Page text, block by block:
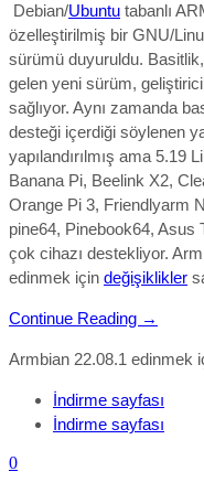
Debian/Ubuntu tabanlı
özelleştirilmiş bir GNU/
sürümü duyuruldu.
gelen yeni sürüm,
sağlıyor. Aynı zamanda
desteği içerdiği söylenen
yapılandırılmış ama 5.19
Banana Pi, Beelink X2,
Orange Pi 3, Friendlyarm
pine64, Pinebook64, Asus
çok cihazı destekliyor.
edinmek için değişiklikler
Continue Reading →
Armbian 22.08.1 edinmek
İndirme sayfası
İndirme sayfası
0